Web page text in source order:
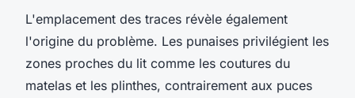
L'emplacement des traces révèle également
l'origine du problème. Les punaises privilégient les
zones proches du lit comme les coutures du
matelas et les plinthes, contrairement aux puces